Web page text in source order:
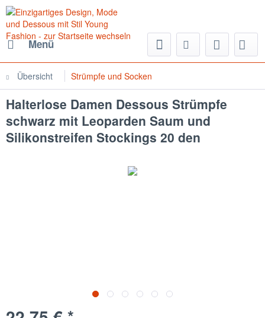
Menü
Übersicht Strümpfe und Socken
Halterlose Damen Dessous Strümpfe
schwarz mit Leoparden Saum und
Silikonstreifen Stockings 20 den